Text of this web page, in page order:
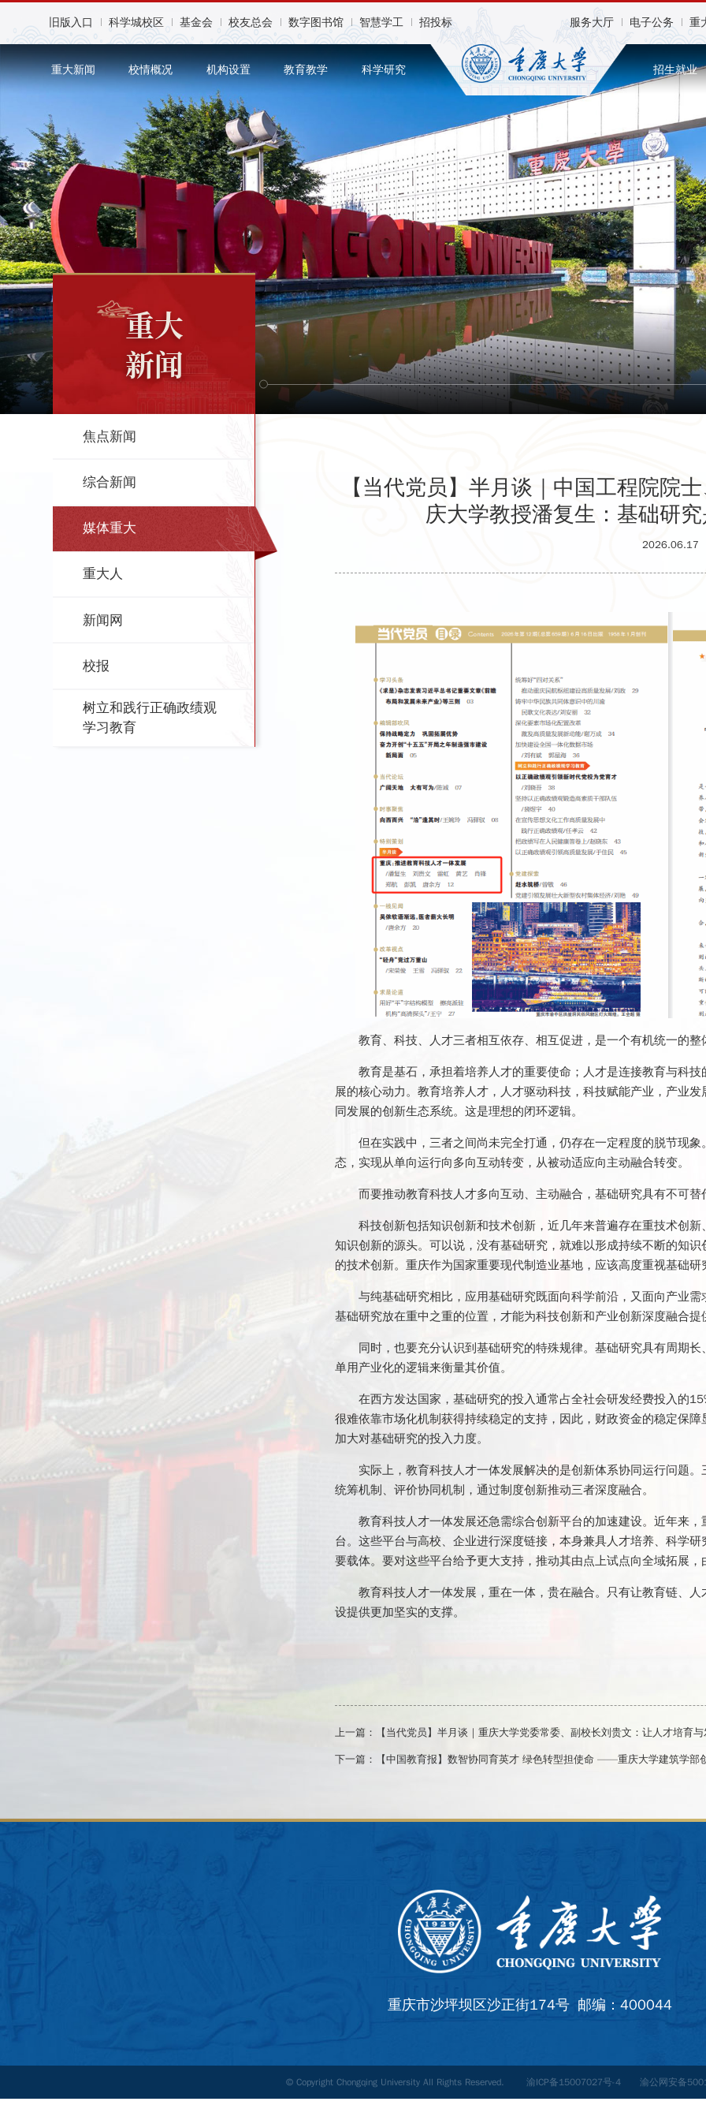
旧版入口 科学城校区 基金会 校友总会 数字图书馆 智慧学工 招投标 服务大厅 电子公务 重
重大新闻 校情概况 机构设置 教育教学 科学研究 招生就业
重大
新闻
焦点新闻
综合新闻
媒体重大
重大人
新闻网
校报
树立和践行正确政绩观
学习教育
【当代党员】半月谈｜中国工程院院
庆大学教授潘复生：基础研
2026.06.17
教育、科技、人才三者相互依存、相互促进，是一个有机统一的整
教育是基石，承担着培养人才的重要使命；人才是连接教育与科
展的核心动力。教育培养人才，人才驱动科技，科技赋能产业，产业
同发展的创新生态系统。这是理想的闭环逻辑。
但在实践中，三者之间尚未完全打通，仍存在一定程度的脱节现
态，实现从单向运行向多向互动转变，从被动适应向主动融合转变。
而要推动教育科技人才多向互动、主动融合，基础研究具有不可替
科技创新包括知识创新和技术创新，近几年来普遍存在重技术创
知识创新的源头。可以说，没有基础研究，就难以形成持续不断的知
的技术创新。重庆作为国家重要现代制造业基地，应该高度重视基础
与纯基础研究相比，应用基础研究既面向科学前沿，又面向产业
基础研究放在重中之重的位置，才能为科技创新和产业创新深度融合
同时，也要充分认识到基础研究的特殊规律。基础研究具有周期
单用产业化的逻辑来衡量其价值。
在西方发达国家，基础研究的投入通常占全社会研发经费投入的
很难依靠市场化机制获得持续稳定的支持，因此，财政资金的稳定保
加大对基础研究的投入力度。
实际上，教育科技人才一体发展解决的是创新体系协同运行问题
统筹机制、评价协同机制，通过制度创新推动三者深度融合。
教育科技人才一体发展还急需综合创新平台的加速建设。近年来
台。这些平台与高校、企业进行深度链接，本身兼具人才培养、科学
要载体。要对这些平台给予更大支持，推动其由点上试点向全域拓展
教育科技人才一体发展，重在一体，贵在融合。只有让教育链、
设提供更加坚实的支撑。
上一篇：
【当代党员】半月谈｜重庆大学党委常委、副校长刘贵文：让人才培育
下一篇：
【中国教育报】数智协同育英才 绿色转型担使命 ——重庆大学建筑学部
重庆市沙坪坝区沙正街174号 邮编：400044
© Copyright Chongqing University All Rights Reserved. 渝ICP备15007027号-4 渝公网安备